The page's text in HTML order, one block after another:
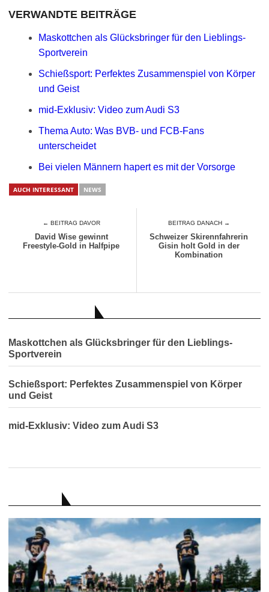
VERWANDTE BEITRÄGE
Maskottchen als Glücksbringer für den Lieblings-
Sportverein
Schießsport: Perfektes Zusammenspiel von Körper
und Geist
mid-Exklusiv: Video zum Audi S3
Thema Auto: Was BVB- und FCB-Fans
unterscheidet
Bei vielen Männern hapert es mit der Vorsorge
AUCH INTERESSANT NEWS
← BEITRAG DAVOR
David Wise gewinnt
Freestyle-Gold in Halfpipe
BEITRAG DANACH →
Schweizer Skirennfahrerin
Gisin holt Gold in der
Kombination
Maskottchen als Glücksbringer für den Lieblings-
Sportverein
Schießsport: Perfektes Zusammenspiel von Körper
und Geist
mid-Exklusiv: Video zum Audi S3